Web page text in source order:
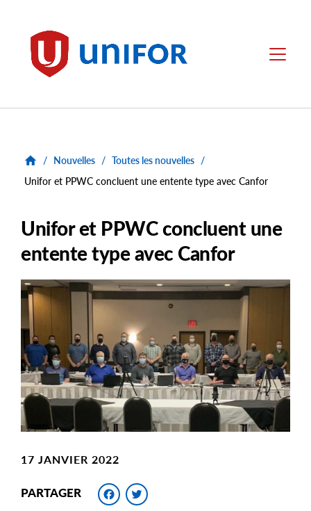
Unifor Menu
/ Nouvelles / Toutes les nouvelles /
Unifor et PPWC concluent une entente type avec Canfor
Unifor et PPWC concluent une
entente type avec Canfor
Main
Image
Image
17 JANVIER 2022
PARTAGER Facebook